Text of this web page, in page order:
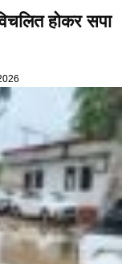
होकर सपा